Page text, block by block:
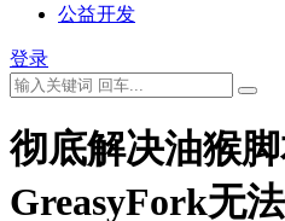
公益开发
登录
彻底解决油猴
GreasyFork无